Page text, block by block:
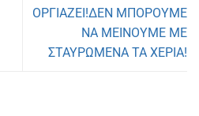
ΟΡΓΙΑΖΕΙ!ΔΕΝ ΜΠΟΡΟΥΜΕ
ΝΑ ΜΕΙΝΟΥΜΕ ΜΕ
ΣΤΑΥΡΩΜΕΝΑ ΤΑ ΧΕΡΙΑ!